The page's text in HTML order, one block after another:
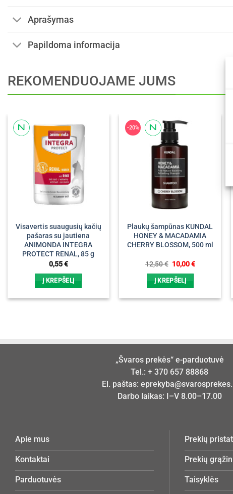
Aprašymas
Papildoma informacija
REKOMENDUOJAME JUMS
Visavertis suaugusių kačių
pašaras su jautiena
ANIMONDA INTEGRA
PROTECT RENAL, 85 g
0,55€
Į KREPŠELĮ
-20%
Plaukų šampūnas KUNDAL
HONEY & MACADAMIA
CHERRY BLOSSOM, 500 ml
12,50€ Original
was:
12,50 €.
10,00€Current
Į KREPŠELĮ
„Švaros prekės“ e-parduotuvė
Tel.: + 370 657 88868
El. paštas:
Darbo laikas: I–V 8.00–17.00
Apie mus
Kontaktai
Parduotuvės
Prekių
Prekių
Taisyklės